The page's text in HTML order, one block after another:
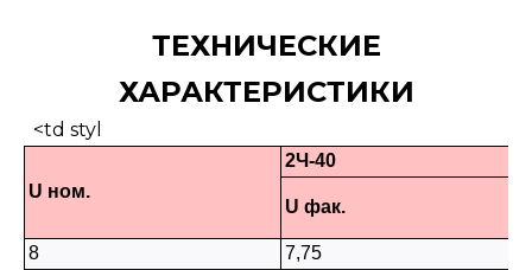
ТЕХНИЧЕСКИЕ
ХАРАКТЕРИСТИКИ
<td styl
U ном.
2Ч-40
U фак.
8
7,75